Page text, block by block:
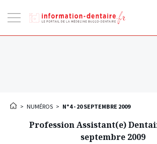
la
> NUMÉROS > N°4 - 20 SEPTEMBRE 2009
Profession Assistant(e)
septembre 2009